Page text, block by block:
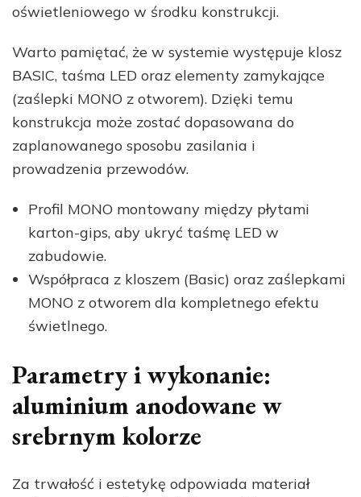
oświetleniowego w środku konstrukcji.
Warto pamiętać, że w systemie występuje klosz
BASIC, taśma LED oraz elementy zamykające
(zaślepki MONO z otworem). Dzięki temu
konstrukcja może zostać dopasowana do
zaplanowanego sposobu zasilania i
prowadzenia przewodów.
Profil MONO montowany między płytami
karton-gips, aby ukryć taśmę LED w
zabudowie.
Współpraca z kloszem (Basic) oraz zaślepkami
MONO z otworem dla kompletnego efektu
świetlnego.
Parametry i wykonanie:
aluminium anodowane w
srebrnym kolorze
Za trwałość i estetykę odpowiada materiał